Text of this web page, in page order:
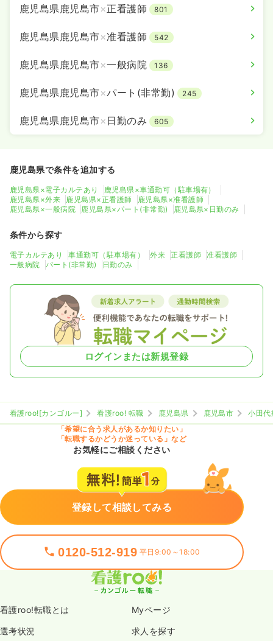
鹿児島県鹿児島市×正看護師 801
鹿児島県鹿児島市×准看護師 542
鹿児島県鹿児島市×一般病院 136
鹿児島県鹿児島市×パート(非常勤) 245
鹿児島県鹿児島市× 日勤のみ 605
鹿児島県で条件を追加する
鹿児島県×電子カルテあり
鹿児島県×車通勤可（駐車場有）
鹿児島県×外来
鹿児島県×正看護師
鹿児島県×准看護師
鹿児島県×一般病院
鹿児島県×パート(非常勤) 鹿児島県×日勤のみ
条件から探す
電子カルテあり 車通勤可（駐車場有） 外来 正看護師
准看護師
一般病院
パート(非常勤) 日勤のみ
ログインまたは新規登録
看護roo![カンゴルー] 看護roo! 転職 鹿児島県 鹿児島市
小田代
「希望に合う求人があるか知りたい」
「転職するかどうか迷っている」など
お気軽にご相談ください
登録して相談してみる
0120-512-919 平日9:00～18:00
看護roo!転職とは Myページ
選考状況 求人を探す